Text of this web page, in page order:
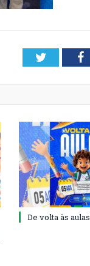
Twitter
De volta às